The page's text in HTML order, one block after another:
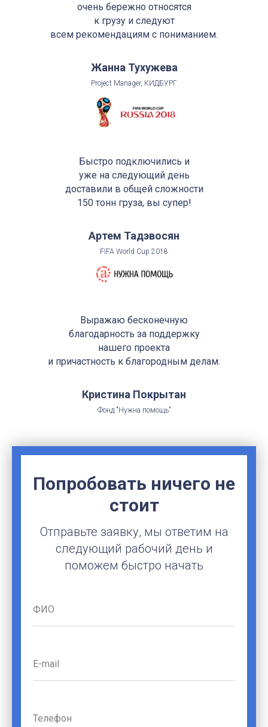
очень бережно относятся
к грузу и следуют
всем рекомендациям с пониманием.
Жанна Тухужева
Project Manager, КИДБУРГ
Быстро подключились и
уже на следующий день
доставили в общей сложности
150 тонн груза, вы супер!
Артем Тадэвосян
FIFA World Cup 2018
Выражаю бесконечную
благодарность за поддержку
нашего проекта
и причастность к благородным делам.
Кристина Покрытан
Фонд "Нужна помощь"
Попробовать ничего не
стоит
Отправьте заявку, мы ответим на
следующий рабочий день и
поможем быстро начать